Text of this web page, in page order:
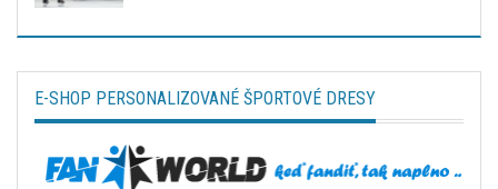
E-SHOP PERSONALIZOVANÉ ŠPORTOVÉ DRESY